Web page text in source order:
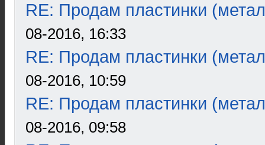
RE: Продам пластинки
08-2016, 16:33
RE: Продам пластинки
08-2016, 10:59
RE: Продам пластинки
08-2016, 09:58